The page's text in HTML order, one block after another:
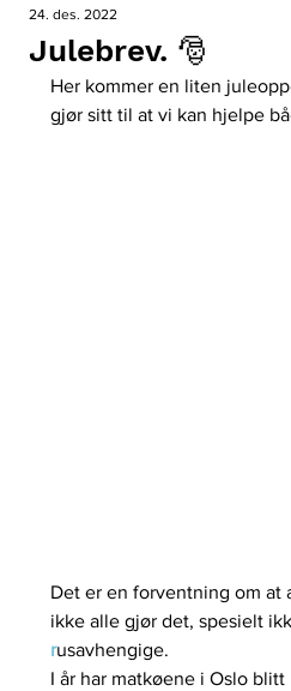
Julebrev. 🎅
24. des. 2022
Her kommer en liten
gjør sitt til at vi kan
Det er en forventning om at
ikke alle gjør det, spesielt
rusavhengige.
I år har matkøene i Oslo